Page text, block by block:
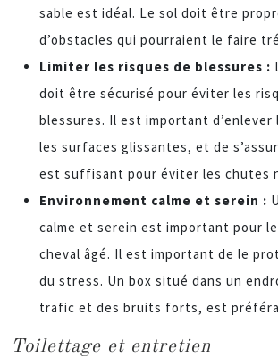
sable est idéal. Le sol doit être
d’obstacles qui pourraient le faire
Limiter les risques de blessures :
doit être sécurisé pour éviter les
blessures. Il est important
les surfaces glissantes, et de
est suffisant pour éviter les chutes
Environnement calme et serein :
calme et serein est important pour
cheval âgé. Il est important de le
du stress. Un box situé dans un
trafic et des bruits forts, est
Toilettage et entretien